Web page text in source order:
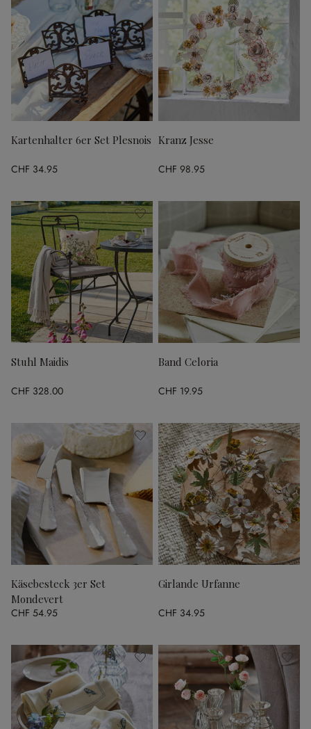
Kartenhalter 6er Set Plesnois
CHF 34.95
Kranz Jesse
CHF 98.95
Stuhl Maidis
CHF 328.00
Band Celoria
CHF 19.95
Käsebesteck 3er Set
Mondevert
CHF 54.95
Girlande Urfanne
CHF 34.95